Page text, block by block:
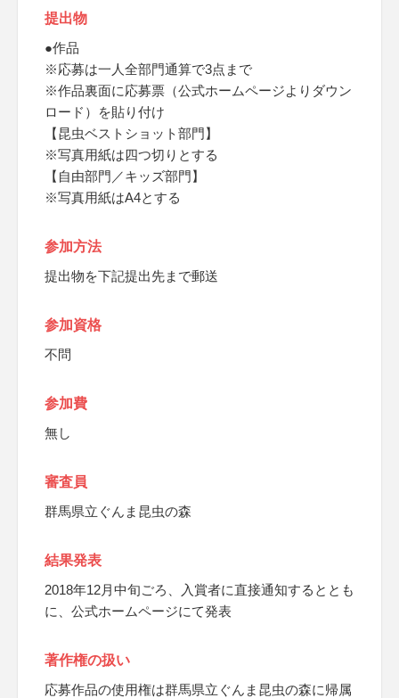
提出物
●作品
※応募は一人全部門通算で3点まで
※作品裏面に応募票（公式ホームページよりダウン
ロード）を貼り付け
【昆虫ベストショット部門】
※写真用紙は四つ切りとする
【自由部門／キッズ部門】
※写真用紙はA4とする
参加方法
提出物を下記提出先まで郵送
参加資格
不問
参加費
無し
審査員
群馬県立ぐんま昆虫の森
結果発表
2018年12月中旬ごろ、入賞者に直接通知するととも
に、公式ホームページにて発表
著作権の扱い
応募作品の使用権は群馬県立ぐんま昆虫の森に帰属